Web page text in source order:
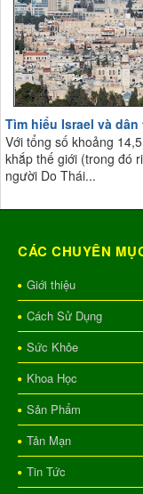
Tìm hiểu Israel và dân
Với tổng số khoảng
khắp thế giới (trong đó
người Do Thái...
CÁC CHUYÊN
Giới thiệu
Cách Sử Dụng
Sức Khỏe
Khoa Học
Sản Phẩm
Tản Mạn
Tin Tức